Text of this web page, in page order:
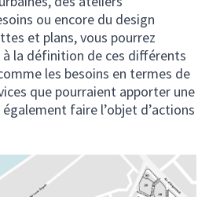
ou encore du design
et plans, vous pourrez
la définition de ces différents
les besoins en termes de
que pourraient apporter une
faire l’objet d’actions